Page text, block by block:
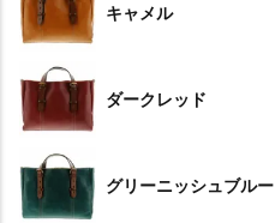
キャメル
ダークレッド
グリーニッシュブルー